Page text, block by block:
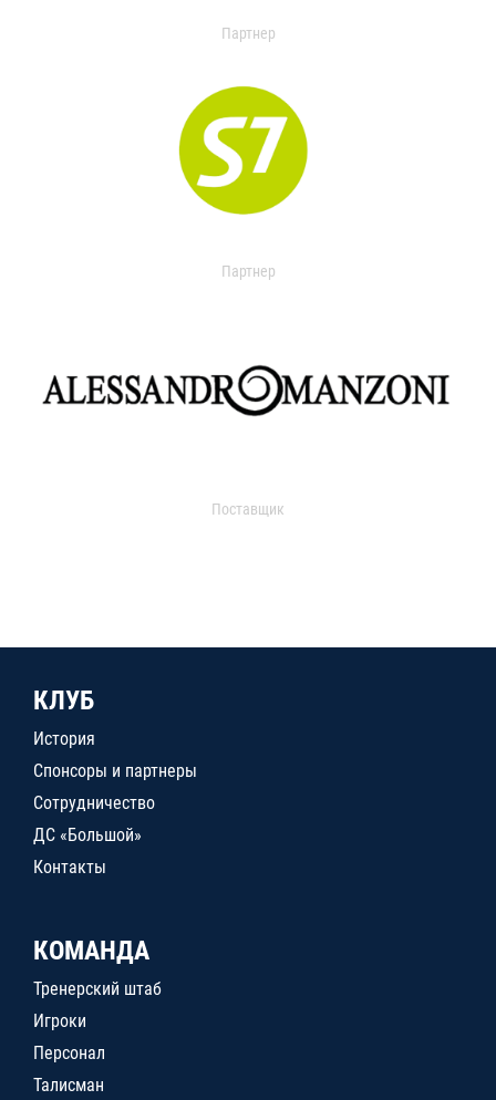
Партнер
Партнер
Поставщик
КЛУБ
История
Спонсоры и партнеры
Сотрудничество
ДС «Большой»
Контакты
КОМАНДА
Тренерский штаб
Игроки
Персонал
Талисман